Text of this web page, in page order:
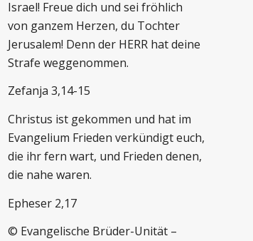
Israel! Freue dich und sei fröhlich
von ganzem Herzen, du Tochter
Jerusalem! Denn der HERR hat deine
Strafe weggenommen.
Zefanja 3,14-15
Christus ist gekommen und hat im
Evangelium Frieden verkündigt euch,
die ihr fern wart, und Frieden denen,
die nahe waren.
Epheser 2,17
© Evangelische Brüder-Unität –